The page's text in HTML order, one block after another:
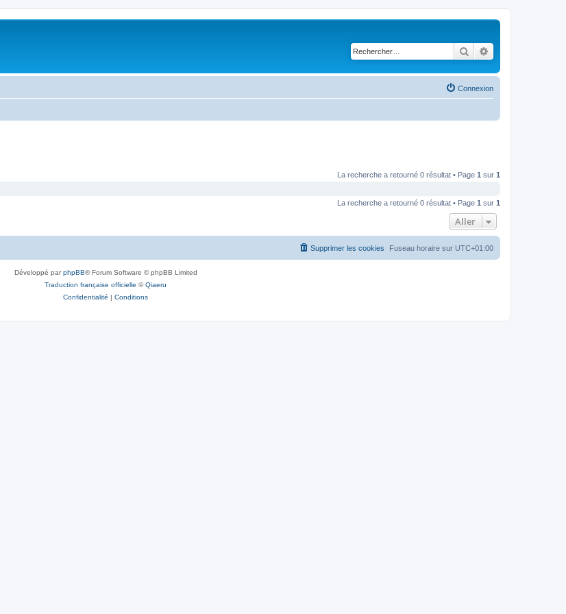
Rechercher
Connexion
La recherche a retourné 0 résultat • Page 1 sur 1
La recherche a retourné 0 résultat • Page 1 sur 1
Aller
Fuseau horaire sur UTC+01:00
Supprimer les cookies
Développé parphpBB® Forum Software © phpBB Limited
Traduction française officielle ©Qiaeru
Confidentialité | Conditions